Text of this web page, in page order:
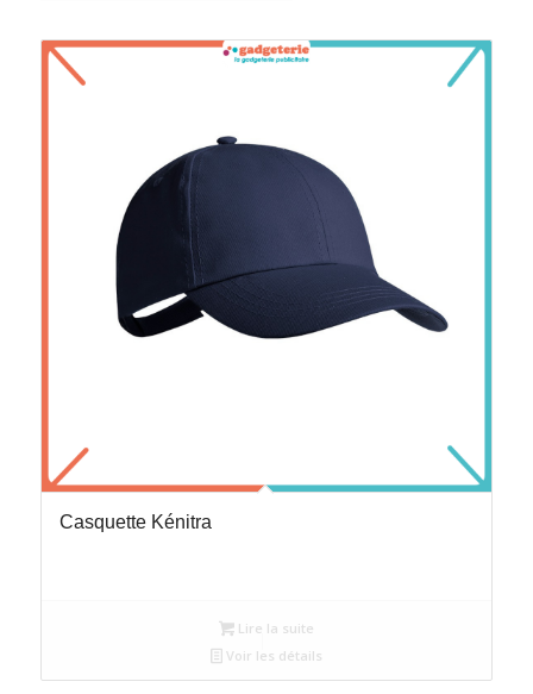
Casquette Kénitra
Lire la suite
Voir les détails